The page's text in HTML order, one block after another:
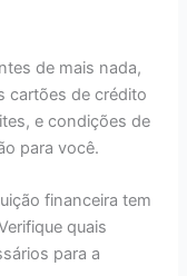
de mais nada,
cartões de crédito
e condições de
para você.
financeira tem
quais
para a